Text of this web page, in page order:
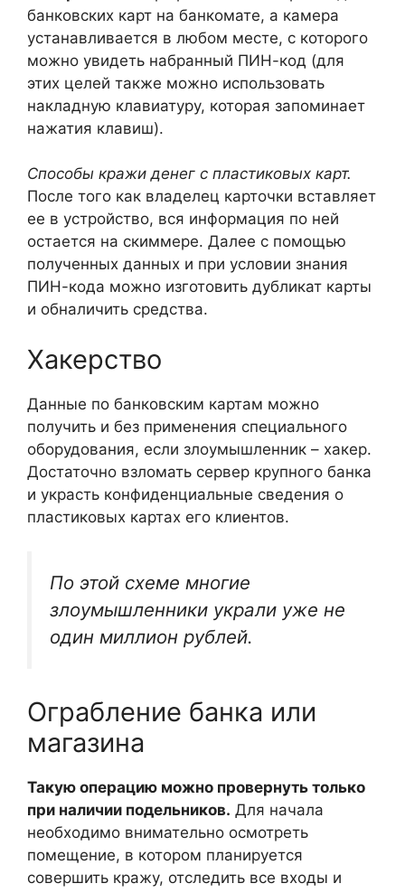
банковских карт на банкомате, а камера
устанавливается в любом месте, с которого
можно увидеть набранный ПИН-код (для
этих целей также можно использовать
накладную клавиатуру, которая запоминает
нажатия клавиш).
Способы кражи денег с пластиковых карт.
После того как владелец карточки вставляет
ее в устройство, вся информация по ней
остается на скиммере. Далее с помощью
полученных данных и при условии знания
ПИН-кода можно изготовить дубликат карты
и обналичить средства.
Хакерство
Данные по банковским картам можно
получить и без применения специального
оборудования, если злоумышленник – хакер.
Достаточно взломать сервер крупного банка
и украсть конфиденциальные сведения о
пластиковых картах его клиентов.
По этой схеме многие
злоумышленники украли уже не
один миллион рублей.
Ограбление банка или
магазина
Такую операцию можно провернуть только
при наличии подельников. Для начала
необходимо внимательно осмотреть
помещение, в котором планируется
совершить кражу, отследить все входы и